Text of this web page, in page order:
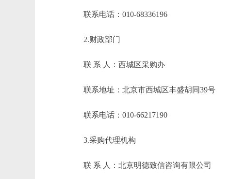
联系电话：010-68336196
2.财政部门
联 系 人：西城区采购办
联系地址：北京市西城区丰盛胡同39号
联系电话：010-66217190
3.采购代理机构
联 系 人：北京明德致信咨询有限公司